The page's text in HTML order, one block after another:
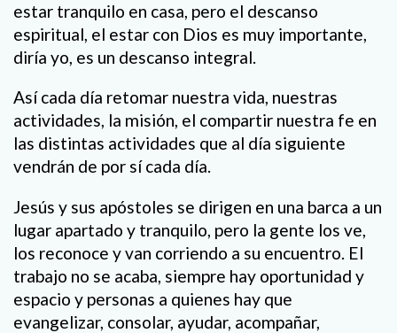
estar tranquilo en casa, pero el descanso
espiritual, el estar con Dios es muy importante,
diría yo, es un descanso integral.
Así cada día retomar nuestra vida, nuestras
actividades, la misión, el compartir nuestra fe en
las distintas actividades que al día siguiente
vendrán de por sí cada día.
Jesús y sus apóstoles se dirigen en una barca a un
lugar apartado y tranquilo, pero la gente los ve,
los reconoce y van corriendo a su encuentro. El
trabajo no se acaba, siempre hay oportunidad y
espacio y personas a quienes hay que
evangelizar, consolar, ayudar, acompañar,